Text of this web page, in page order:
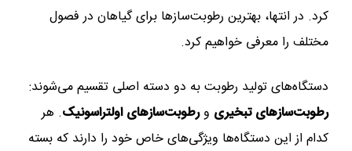
کرد. در انتها، بهترین رطوبت‌سازها برای گیاهان در فصول
مختلف را معرفی خواهیم کرد.
دستگاه‌های تولید رطوبت به دو دسته اصلی تقسیم می‌شوند:
رطوبت‌سازهای تبخیری ورطوبت‌سازهای اولتراسونیک. هر
کدام از این دستگاه‌ها ویژگی‌های خاص خود را دارند که بسته